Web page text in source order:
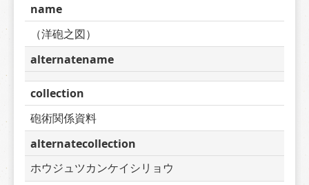
name
（洋砲之図）
alternatename
collection
砲術関係資料
alternatecollection
ホウジュツカンケイシリョウ